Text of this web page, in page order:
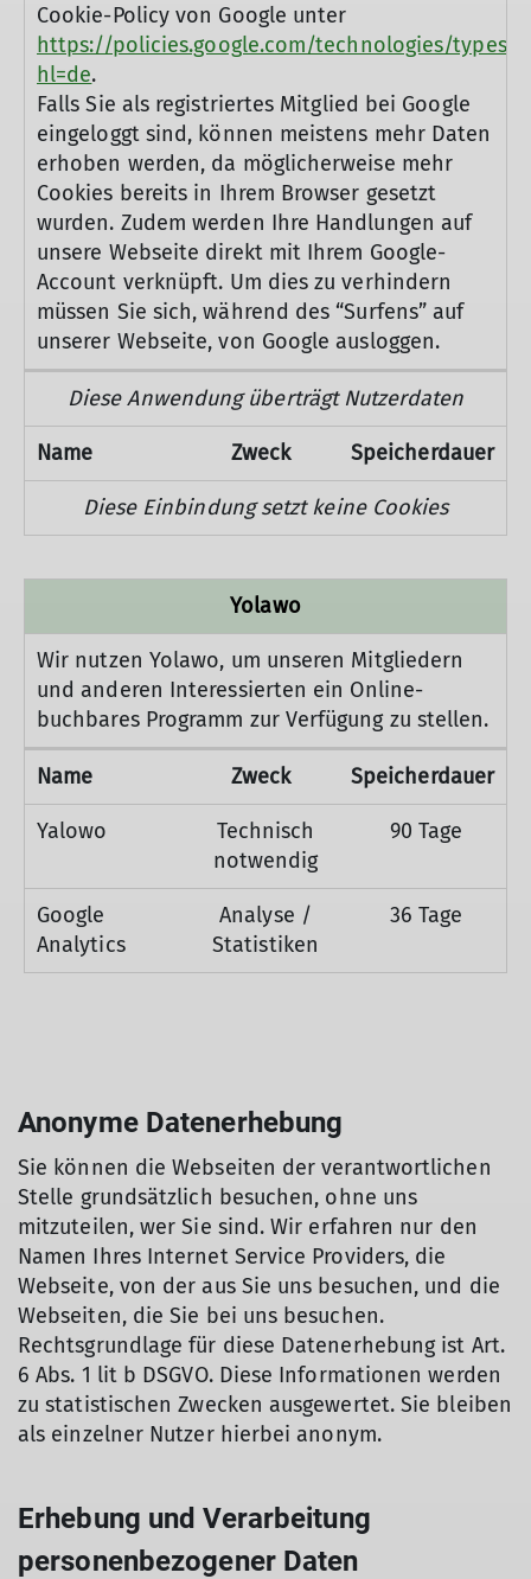
Cookie-Policy von Google unter
https://policies.google.com/technologies/types?
hl=de.
Falls Sie als registriertes Mitglied bei Google
eingeloggt sind, können meistens mehr Daten
erhoben werden, da möglicherweise mehr
Cookies bereits in Ihrem Browser gesetzt
wurden. Zudem werden Ihre Handlungen auf
unsere Webseite direkt mit Ihrem Google-
Account verknüpft. Um dies zu verhindern
müssen Sie sich, während des “Surfens” auf
unserer Webseite, von Google ausloggen.
Diese Anwendung überträgt Nutzerdaten
Name Zweck Speicherdauer
Diese Einbindung setzt keine Cookies
Yolawo
Wir nutzen Yolawo, um unseren Mitgliedern
und anderen Interessierten ein Online-
buchbares Programm zur Verfügung zu stellen.
Name Zweck Speicherdauer
Yalowo
Technisch
notwendig
90 Tage
Google
Analytics
Analyse /
Statistiken
36 Tage
Anonyme Datenerhebung
Sie können die Webseiten der verantwortlichen
Stelle grundsätzlich besuchen, ohne uns
mitzuteilen, wer Sie sind. Wir erfahren nur den
Namen Ihres Internet Service Providers, die
Webseite, von der aus Sie uns besuchen, und die
Webseiten, die Sie bei uns besuchen.
Rechtsgrundlage für diese Datenerhebung ist Art.
6 Abs. 1 lit b DSGVO. Diese Informationen werden
zu statistischen Zwecken ausgewertet. Sie bleiben
als einzelner Nutzer hierbei anonym.
Erhebung und Verarbeitung
personenbezogener Daten